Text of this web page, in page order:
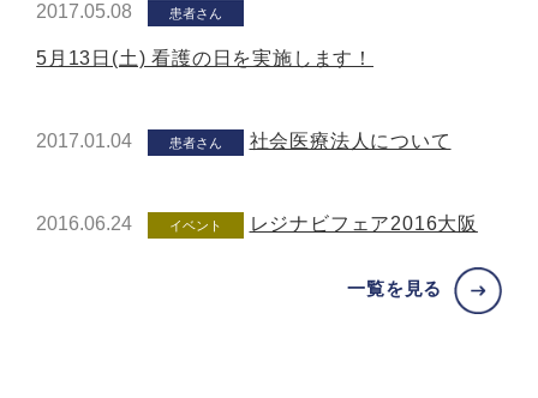
2017.05.08 患者さん
5月13日(土) 看護の日を実施します！
2017.01.04 患者さん 社会医療法人について
2016.06.24 イベント レジナビフェア2016大阪
一覧を見る